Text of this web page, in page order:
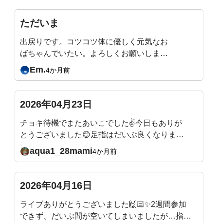
抜けていたんだ、、、！とすごい気づきです。
姿勢も良くなってます。
ただいま
出戻りです。コツコツ体に優しく元気なお
ばちゃんでいたい。よろしくお願いしま
す。Em.4か月前
2026年04月23日
チョキ待機でまたあいこでした✌️今日もありが
とうございました😊足指はだいぶ良くなりまし
たが、人差し指がうまく動かず親指とぶつかり
がちです。地道に直していこうと思います。来
週そして5月もとても楽しみです✨またよろしく
お願いいたします🙇
aqua1_28mami4か月前
2026年04月16日
ライブありがとうございました🙌🏻✨2週間参加
できず、だいぶ間が空いてしまいましたが…指の